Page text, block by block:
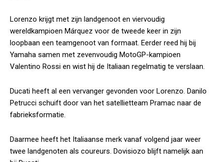
Lorenzo krijgt met zijn landgenoot en viervoudig
wereldkampioen Márquez voor de tweede keer in zijn
loopbaan een teamgenoot van formaat. Eerder reed hij bij
Yamaha samen met zevenvoudig MotoGP-kampioen
Valentino Rossi en wist hij de Italiaan regelmatig te verslaan.
Ducati heeft al een vervanger gevonden voor Lorenzo. Danilo
Petrucci schuift door van het satellietteam Pramac naar de
fabrieksformatie.
Daarmee heeft het Italiaanse merk vanaf volgend jaar weer
twee landgenoten als coureurs. Dovisiozo blijft namelijk aan